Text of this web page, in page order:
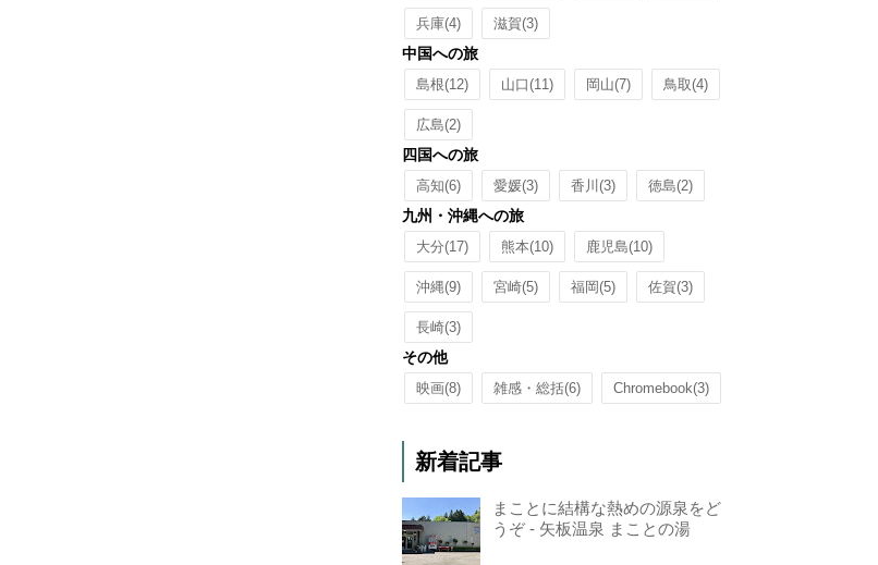
兵庫(4) 滋賀(3)
中国への旅
島根(12) 山口(11) 岡山(7) 鳥取(4)
広島(2)
四国への旅
高知(6) 愛媛(3) 香川 (3) 徳島(2)
九州・沖縄への旅
大分(17) 熊本(10) 鹿児島(10)
沖縄(9) 宮崎(5) 福岡(5) 佐賀(3)
長崎(3)
その他
映画(8) 雑感・総括(6) Chromebook(3)
新着記事
まことに結構な熱めの源泉をど
うぞ - 矢板温泉 まことの湯